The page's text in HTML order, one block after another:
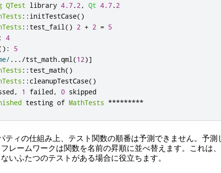
QTest library 4.7.2, Qt 4.7.2
:: initTestCase()
:: test_fail() 2 + 2 = 5
4
5
/ . . ./tst_math.qml(12)]
:: test_math()
:: cleanupTestCase()
, 1 failed, 0
testing of MathTests *********
ティの仕組み上、テスト関数の順番は予測できません。予測
レームワークは関数を名前の昇順に並べ替えます。これは
いふたつのテストがある場合に役立ちます。